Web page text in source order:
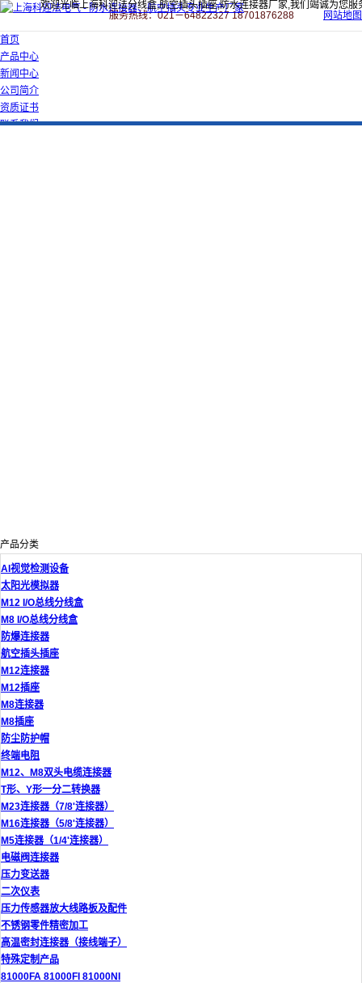
欢迎光临上海科迎法分线盒,航空插头插座,防水连接器厂家,我们竭诚为您服
服务热线：021－64822327 18701876288
网站地图
首页
产品中心
新闻中心
公司简介
资质证书
联系我们
产品分类
AI视觉检测设备
太阳光模拟器
M12 I/O总线分线盒
M8 I/O总线分线盒
防爆连接器
航空插头插座
M12连接器
M12插座
M8连接器
M8插座
防尘防护帽
终端电阻
M12、M8双头电缆连接器
T形、Y形一分二转换器
M23连接器（7/8'连接器）
M16连接器（5/8'连接器）
M5连接器（1/4'连接器）
电磁阀连接器
压力变送器
二次仪表
压力传感器放大线路板及配件
不锈钢零件精密加工
高温密封连接器（接线端子）
特殊定制产品
81000FA 81000FI 81000NI